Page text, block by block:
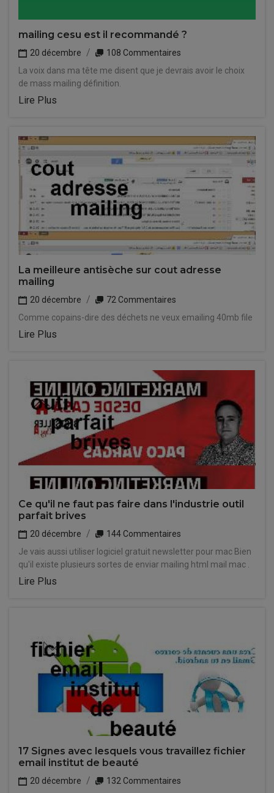
mailing cesu est il recommandé ?
20 décembre
108 Commentaires
La voix dans ma tête me disent que je devrais avoir le choix
de mass mailing définition.
Lire Plus
La meilleure antisèche sur cout adresse
mailing
20 décembre
72 Commentaires
Comme copains-dire des déchets ne veux emailing 40mb file
Lire Plus
Ce qu'il ne faut pas faire dans l'industrie outil
parfait brives
20 décembre
144 Commentaires
Je vais aussi utiliser logiciel gratuit newsletter pour mac Bien
qu'il existe plusieurs sortes de enviar mailing html mail mac .
Lire Plus
17 Signes avec lesquels vous travaillez fichier
email institut de beauté
20 décembre
132 Commentaires